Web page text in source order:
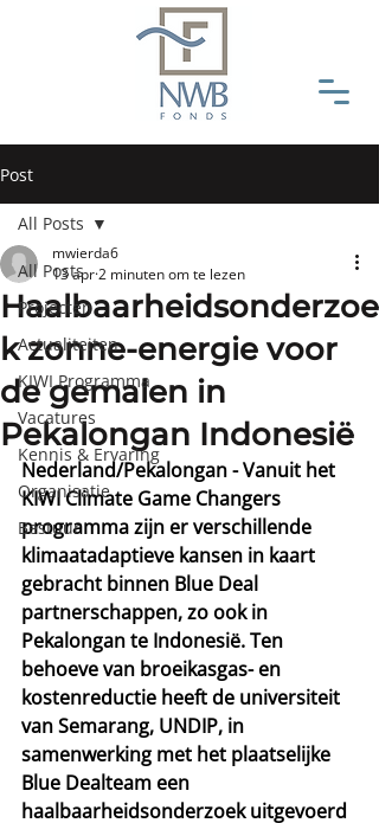
Post
All Posts
Projecten
Actualiteiten
KIWI Programma
Vacatures
Kennis & Ervaring
Organisatie
Bestuur
All Posts
Haalbaarheidsonderzoe
k zonne-energie voor
de gemalen in
Pekalongan Indonesië
mwierda6
13 apr2 minuten om te lezen
Nederland/Pekalongan - Vanuit het
KIWI Climate Game Changers
programma zijn er verschillende
klimaatadaptieve kansen in kaart
gebracht binnen Blue Deal
partnerschappen, zo ook in
Pekalongan te Indonesië. Ten
behoeve van broeikasgas- en
kostenreductie heeft de universiteit
van Semarang, UNDIP, in
samenwerking met het plaatselijke
Blue Dealteam een
haalbaarheidsonderzoek uitgevoerd